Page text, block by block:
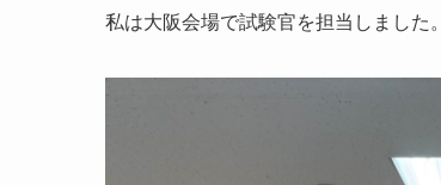
私は大阪会場で試験官を担当しました。